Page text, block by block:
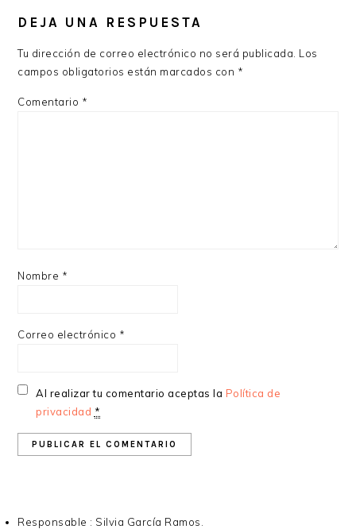
DEJA UNA RESPUESTA
Tu dirección de correo electrónico no será publicada. Los
campos obligatorios están marcados con *
Comentario *
Nombre *
Correo electrónico *
Al realizar tu comentario aceptas la Política de
privacidad *
Responsable : Silvia García Ramos.